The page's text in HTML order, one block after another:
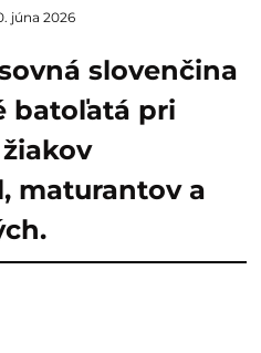
júna 2026
slovenčina
batoľatá pri
maturantov a